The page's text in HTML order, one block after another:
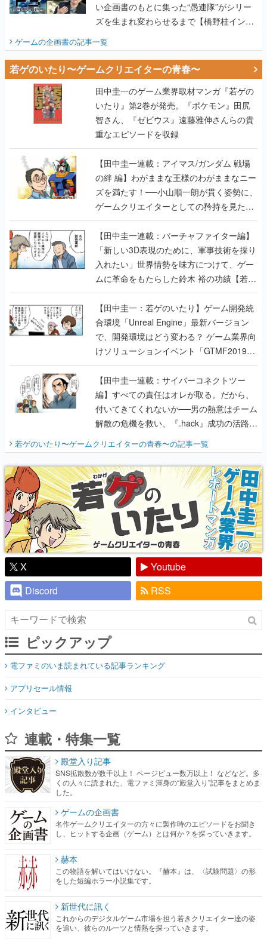
い企画書のもとに集った“愚連隊”がシリー
ズを生まれ変わらせるまで【橋野桂インタ
ビュー】
ゲームの企画書の記事一覧
若ゲのいたり〜ゲームクリエイターの青春〜
田中圭一のゲーム業界取材マンガ『若ゲの
いたり』第2巻が発売。『ポケモン』田尻
智さん、『ゼビウス』遠藤雅伸さんらの貴
重なエピソードを収録
【田中圭一連載：アイマス/ガンダム 戦場
の絆 編】わがままな王様のわがままなニー
ズを満たす！──小山順一朗が貫く姿勢に、
ゲームクリエイターとしての矜持を見た
【若ゲのいたり最終回】
【田中圭一連載：バーチャファイター編】
「新しい3D表現のために、軍事技術を採り
入れたい」世界情勢を味方につけて、ゲー
ムに革命をもたらした鈴木 裕の功績【若ゲ
のいたり】
【田中圭一：若ゲのいたり】ゲーム開発統
合環境「Unreal Engine」最新バージョン
で、開発環境はどう変わる？ ゲーム業界向
けソリューションイベント「GTMF2019」
に行って、より理解を深めよう【PR】
【田中圭一連載：サイバーコネクトツー
編】すべての責任はオレが取る。だから、
付いてきてくれないか──男の熱意はチーム
解散の危機を救い、『.hack』成功の活路を
開く。業界の快男児・松山 洋に流れる血は
『少年ジャンプ』色だった【若ゲのいた
り】
若ゲのいたり〜ゲームクリエイターの青春〜の記事一覧
X
Youtube
Discord
RSS
ピックアップ
電ファミのいま読まれている記事ランキング
アプリセール情報
インタビュー
連載・特集一覧
殿堂入り記事
SNS拡散数が数千以上！ ページビュー数万以上！ などなど。多
くの人々に読まれた、電ファミ渾身の“殿堂入り”記事をまとめま
した。
ゲームの企画書
名作ゲームクリエイターの方々に製作時のエピソードをお聞き
し、ヒットする企画（ゲーム）とは何か？を探っていきます。
赫本
この物語を解いてはいけない。『赫本』は、〈試験問題〉の形
をした短編ホラー小説集です。
新世代に訊く
これからのデジタルゲーム市場を担う若きクリエイター達の姿
を追い、彼らのルーツと情熱を探っていきます。